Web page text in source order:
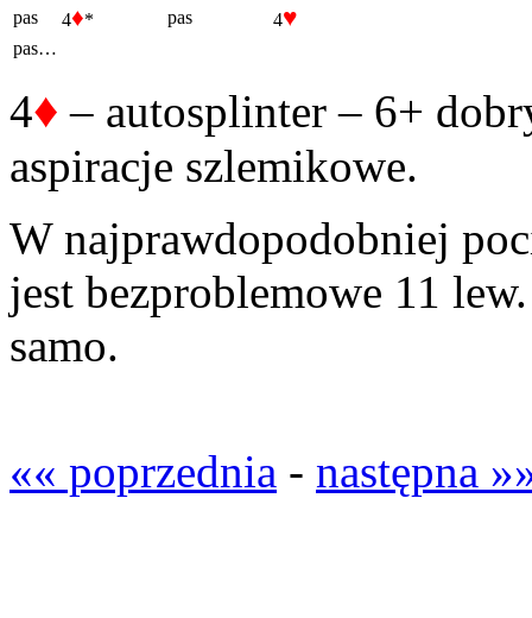
pas 4♦* pas 4♥
pas…
4♦ – autosplinter – 6+
aspiracje szlemikowe.
W najprawdopodobniej
jest bezproblemowe 11
samo.
«« poprzednia - następna